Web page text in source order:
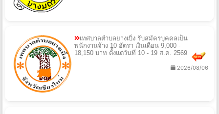
เทศบาลตำบลยางเบิ้ง รับสมัครบุคคลเป็น
พนักงานจ้าง 10 อัตรา เงินเดือน 9,000 -
18,150 บาท ตั้งแต่วันที่ 10 - 19 ส.ค. 2569
2026/08/06